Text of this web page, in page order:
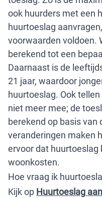
ook huurders met een
huurtoeslag
voorwaarden voldoen.
berekend tot een
Daarnaast is de
21 jaar, waardoor
huurtoeslag. Ook
niet meer mee; de
berekend op basis van
veranderingen maken
ervoor dat huurtoeslag
woonkosten.
Hoe vraag ik
Kijk op Huurtoeslag